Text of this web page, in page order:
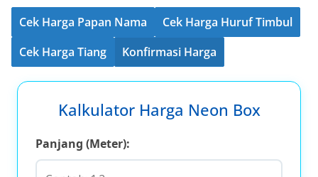
Cek Harga Papan Nama
Cek Harga Huruf Timbul
Cek Harga Tiang
Konfirmasi Harga
Kalkulator Harga Neon Box
Panjang (Meter):